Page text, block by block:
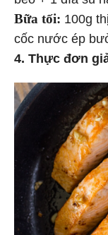
Bữa tối: 100g
cốc nước ép
4. Thực đơn